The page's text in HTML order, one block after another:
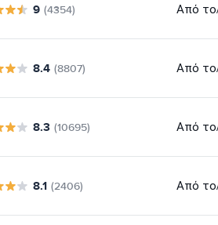
9 (4354) Από το
8.4 (8807) Από το
8.3 (10695) Από το
8.1 (2406) Από το